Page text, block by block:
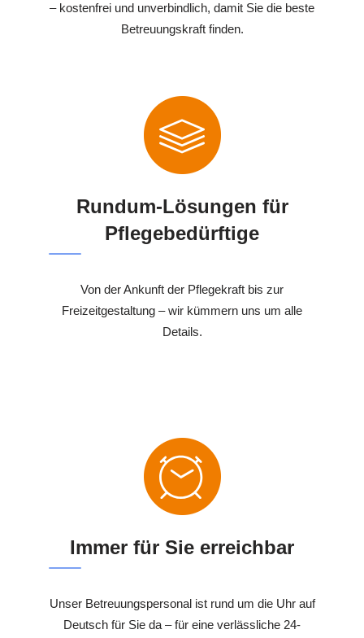
– kostenfrei und unverbindlich, damit Sie die beste
Betreuungskraft finden.
Rundum-Lösungen für
Pflegebedürftige
Von der Ankunft der Pflegekraft bis zur
Freizeitgestaltung – wir kümmern uns um alle
Details.
Immer für Sie erreichbar
Unser Betreuungspersonal ist rund um die Uhr auf
Deutsch für Sie da – für eine verlässliche 24-